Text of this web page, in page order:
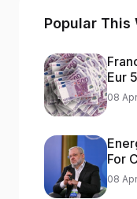
Popular This
Eur
08
For
Aid
08